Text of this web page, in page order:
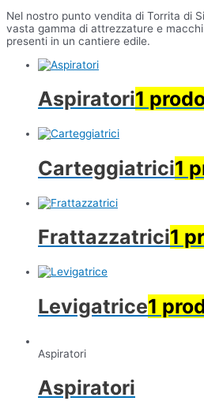
Nel nostro punto vendita di Torrita di
vasta gamma di attrezzature e
presenti in un cantiere edile.
Aspiratori1
Carteggiatrici1
Frattazzatrici1
Levigatrice1
Aspiratori
Aspiratori